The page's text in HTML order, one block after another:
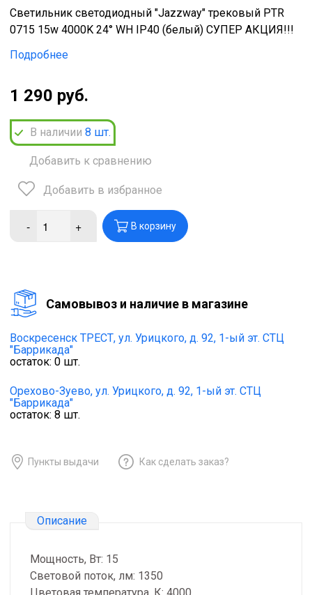
Светильник светодиодный "Jazzway" трековый PTR
0715 15w 4000K 24° WH IP40 (белый) СУПЕР АКЦИЯ!!!
Подробнее
1 290 руб.
В наличии 8 шт.
Добавить к сравнению
Добавить в избранное
- + В корзину
Cамовывоз и наличие в магазине
Воскресенск ТРЕСТ, ул. Урицкого, д. 92, 1-ый эт. СТЦ
"Баррикада"
остаток: 0 шт.
Орехово-Зуево, ул. Урицкого, д. 92, 1-ый эт. СТЦ
"Баррикада"
остаток: 8 шт.
Пункты выдачи Как сделать заказ?
Описание
Мощность, Вт: 15
Световой поток, лм: 1350